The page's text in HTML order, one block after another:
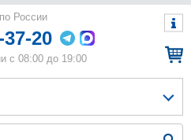
России
20
с 08:00 до 19:00